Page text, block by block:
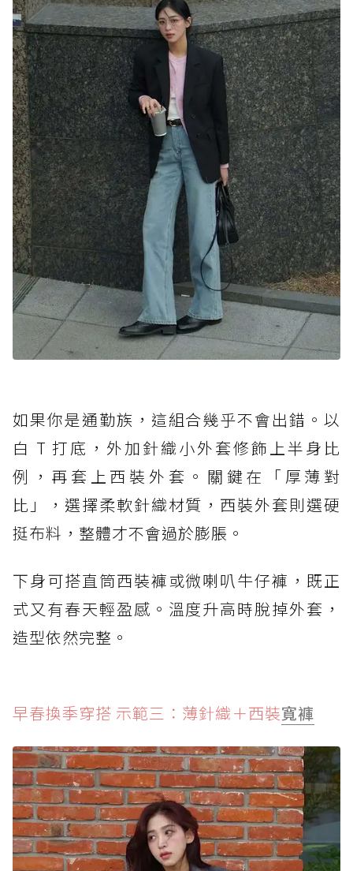
如果你是通勤族，這組合幾乎不會出錯。以
白 T 打底，外加針織小外套修飾上半身比
例，再套上西裝外套。關鍵在「厚薄對
比」，選擇柔軟針織材質，西裝外套則選硬
挺布料，整體才不會過於膨脹。
下身可搭直筒西裝褲或微喇叭牛仔褲，既正
式又有春天輕盈感。溫度升高時脫掉外套，
造型依然完整。
早春換季穿搭 示範三：薄針織＋西裝寬褲